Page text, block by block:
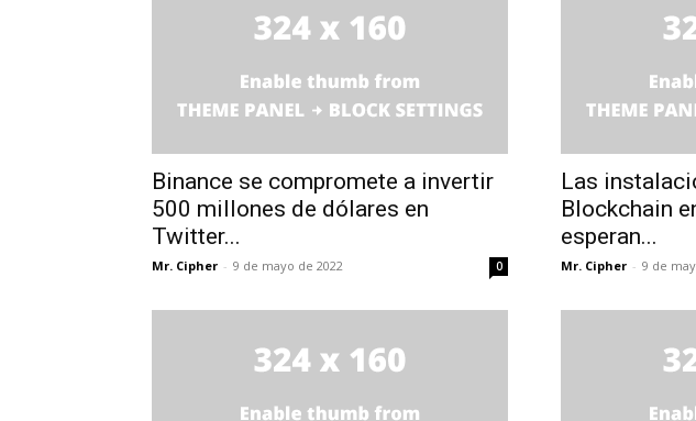
Binance se compromete a invertir
500 millones de dólares en
Twitter...
Mr. Cipher - 9 de mayo de 2022 0
Las
Blockchain
esperan...
Mr. Cipher - 9 de